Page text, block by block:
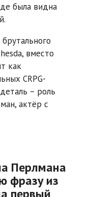
была видна
вместо
как
CRPG-
– роль
актёр с
Перлмана
фразу из
первый